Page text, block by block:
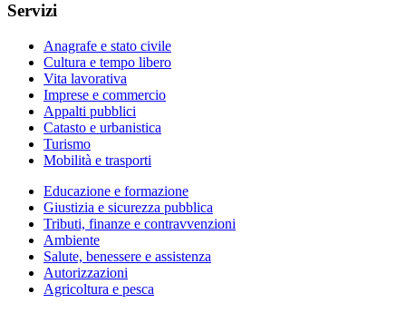
Servizi
Anagrafe e stato civile
Cultura e tempo libero
Vita lavorativa
Imprese e commercio
Appalti pubblici
Catasto e urbanistica
Turismo
Mobilità e trasporti
Educazione e formazione
Giustizia e sicurezza pubblica
Tributi, finanze e contravvenzioni
Ambiente
Salute, benessere e assistenza
Autorizzazioni
Agricoltura e pesca